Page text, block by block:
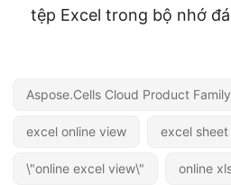
tệp Excel trong bộ nhớ
Aspose.Cells Cloud Product Family
excel online view excel
\"online excel view\" online